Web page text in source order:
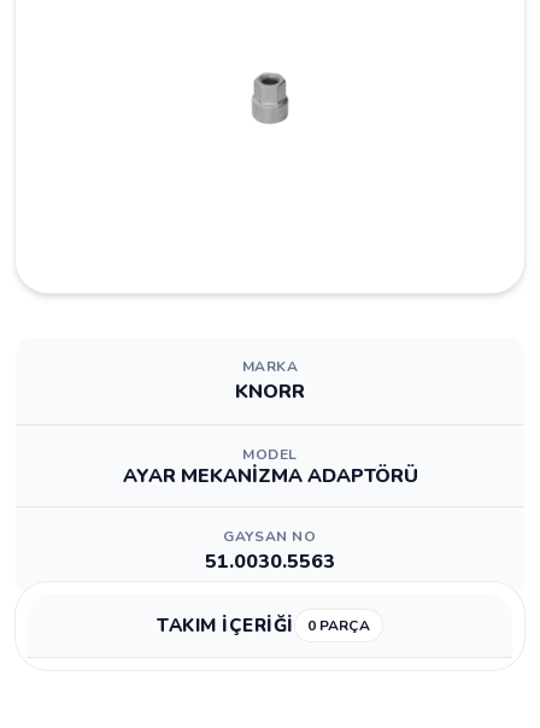
MARKA
KNORR
MODEL
AYAR MEKANİZMA ADAPTÖRÜ
GAYSAN NO
51.0030.5563
TAKIM İÇERİĞİ 0 PARÇA